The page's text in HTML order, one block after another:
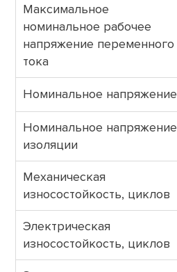
Максимальное
номинальное рабочее
напряжение переменного
тока
Номинальное напряжение
Номинальное напряжение
изоляции
Механическая
износостойкость, циклов
Электрическая
износостойкость, циклов